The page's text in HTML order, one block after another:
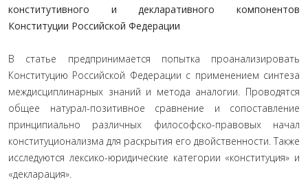
конститутивного и декларативного компонентов
Конституции Российской Федерации
В статье предпринимается попытка проанализировать
Конституцию Российской Федерации с применением синтеза
междисциплинарных знаний и метода аналогии. Проводятся
общее натурал-позитивное сравнение и сопоставление
принципиально различных философско-правовых начал
конституционализма для раскрытия его двойственности. Также
исследуются лексико-юридические категории «конституция» и
«декларация».